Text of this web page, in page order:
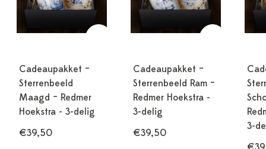
Cadeaupakket –
Sterrenbeeld
Maagd – Redmer
Hoekstra - 3-delig
€39,50
Cadeaupakket –
Sterrenbeeld Ram –
Redmer Hoekstra -
3-delig
€39,50
3-